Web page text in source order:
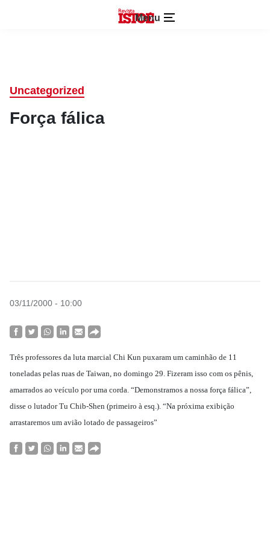
Menu
Uncategorized
Força fálica
03/11/2000 - 10:00
Três professores da luta marcial Chi Kun puxaram um caminhão de 11
toneladas pelas ruas de Taiwan, no domingo 29. Fizeram isso com os pênis,
amarrados ao veículo por uma corda. “Demonstramos a nossa força fálica”,
disse o lutador Tu Chib-Shen (primeiro à esq.). “Na próxima exibição
arrastaremos um avião lotado de passageiros”